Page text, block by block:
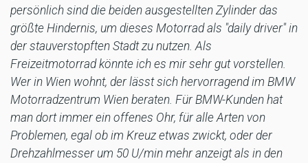
persönlich sind die beiden ausgestellten Zylinder das
größte Hindernis, um dieses Motorrad als "daily driver" in
der stauverstopften Stadt zu nutzen. Als
Freizeitmotorrad könnte ich es mir sehr gut vorstellen.
Wer in Wien wohnt, der lässt sich hervorragend im BMW
Motorradzentrum Wien beraten. Für BMW-Kunden hat
man dort immer ein offenes Ohr, für alle Arten von
Problemen, egal ob im Kreuz etwas zwickt, oder der
Drehzahlmesser um 50 U/min mehr anzeigt als in den